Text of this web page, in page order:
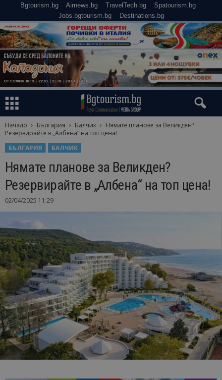
Bgtourism.bg Airnews.bg TravelTech.bg
Spatourism.bg
Jobs.bgtourism.bg
Destinations.bg
Начало България Балчик
Нямате планове за Великден?
Резервирайте в „Албена“ на топ цена!
БЪЛГАРИЯ
БАЛЧИК
Нямате планове за Великден?
Резервирайте в „Албена“ на топ цена!
02/04/2025 11:29